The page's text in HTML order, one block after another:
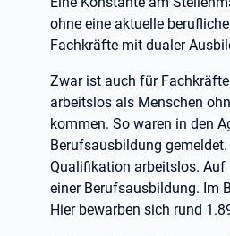
ohne eine aktuelle
Fachkräfte mit dualer
Zwar ist auch für
arbeitslos als Menschen
kommen. So waren in den
Berufsausbildung
Qualifikation arbeitslos.
einer Berufsausbildung. Im
Hier bewarben sich rund